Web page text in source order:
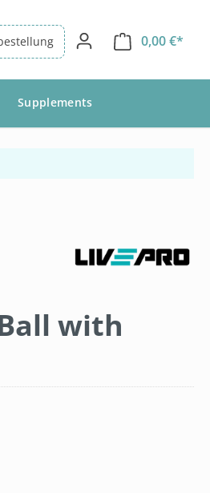
0,00 €*
Supplements
with